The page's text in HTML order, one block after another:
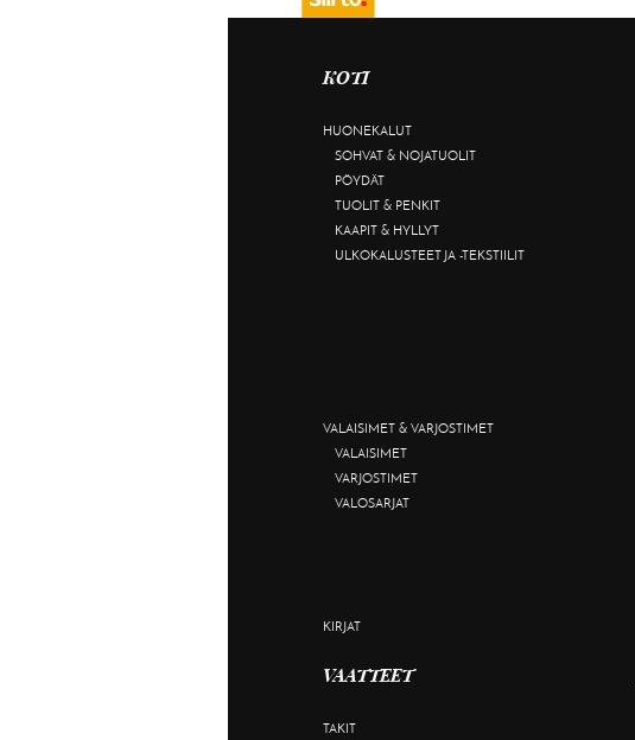
KOTI
HUONEKALUT
SOHVAT & NOJATUOLIT
PÖYDÄT
TUOLIT & PENKIT
KAAPIT & HYLLYT
ULKOKALUSTEET JA -TEKSTIILIT
VALAISIMET & VARJOSTIMET
VALAISIMET
VARJOSTIMET
VALOSARJAT
KIRJAT
VAATTEET
TAKIT